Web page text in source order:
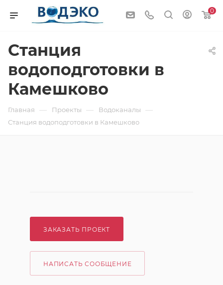
0
Станция
водоподготовки в
Камешково
Главная — Проекты — Водоканалы —
Станция водоподготовки в Камешково
ЗАКАЗАТЬ ПРОЕКТ
НАПИСАТЬ СООБЩЕНИЕ